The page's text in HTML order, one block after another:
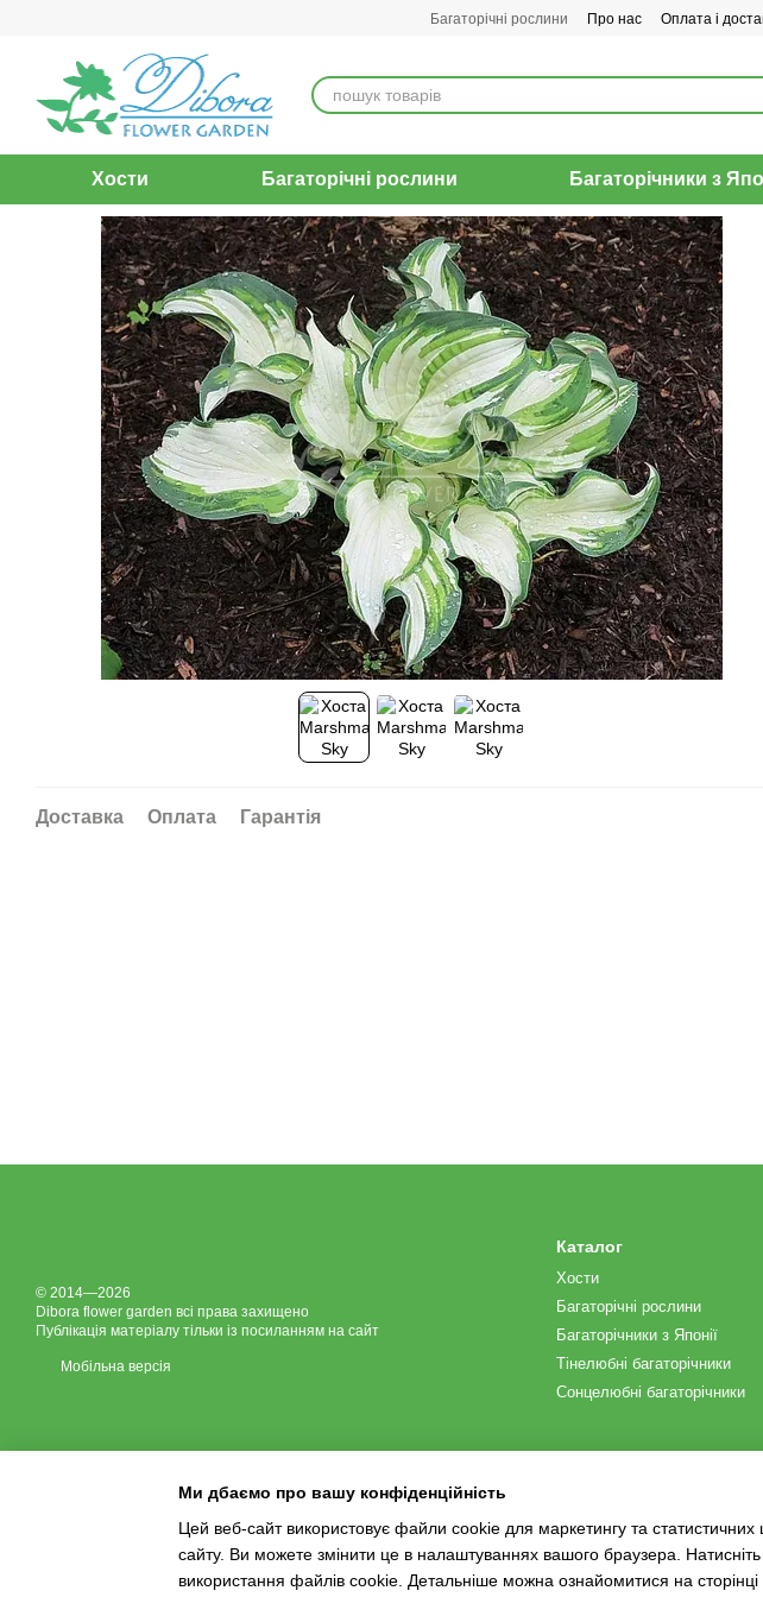
Багаторічні рослини Про нас Оплата і
Хости Багаторічні рослини Багаторічники з
Доставка Оплата Гарантія
© 2014—2026
Dibora flower garden всі права захищено
Публікація матеріалу тільки із посиланням на сайт
Мобільна версія
Каталог
Хости
Багаторічні рослини
Багаторічники з Японії
Тінелюбні багаторічники
Сонцелюбні багаторічники
Ми дбаємо про вашу конфіденційність
Цей веб-сайт використовує файли cookie для маркетингу та
сайту. Ви можете змінити це в налаштуваннях вашого браузера.
використання файлів cookie. Детальніше можна ознайомитися на сторінці